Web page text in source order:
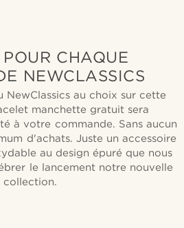
CHAQUE
NEWCLASSICS
NewClassics au choix sur cette
manchette gratuit sera
à votre commande. Sans aucun
d'achats. Juste un accessoire
au design épuré que nous
le lancement notre nouvelle
collection.